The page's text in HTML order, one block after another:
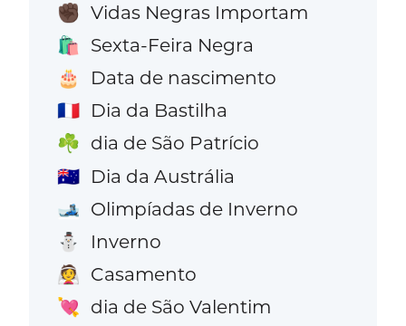
✊🏿 Vidas Negras Importam
🛍️ Sexta-Feira Negra
🎂 Data de nascimento
🇫🇷 Dia da Bastilha
☘️ dia de São Patrício
🇦🇺 Dia da Austrália
🎿 Olimpíadas de Inverno
⛄ Inverno
👰 Casamento
💘 dia de São Valentim